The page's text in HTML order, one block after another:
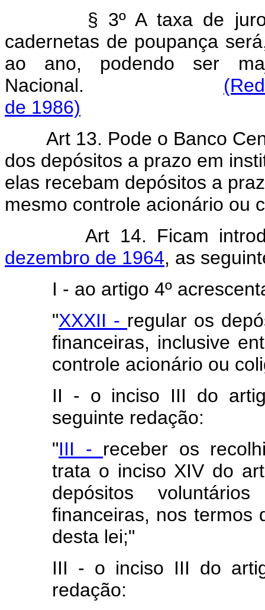
§ 3º A taxa de
cadernetas de poupança
ao ano, podendo ser
Nacional.
de 1986)
Art 13. Pode o Banco
dos depósitos a prazo em
elas recebam depósitos a
mesmo controle acionário ou
Art 14. Ficam
dezembro de 1964, as
I - ao artigo 4º
"XXXII - regular os
financeiras, inclusive
controle acionário ou
II - o inciso III do
seguinte redação:
"III - receber os
trata o inciso XIV do
depósitos
financeiras, nos termos
desta lei;"
III - o inciso III do
redação: